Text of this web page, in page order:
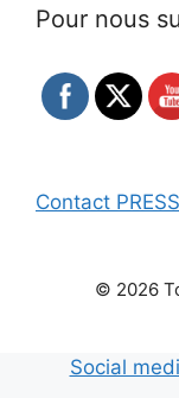
Pour nous
Contact
© 2026
Social